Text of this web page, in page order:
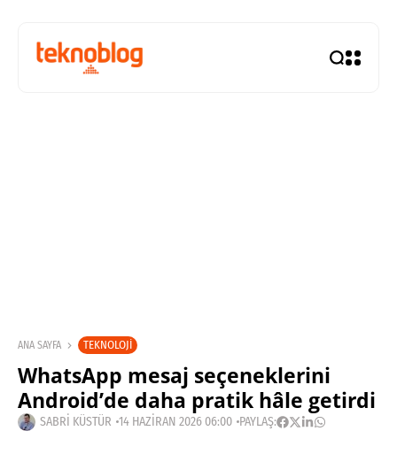
ANA SAYFA TEKNOLOJI
WhatsApp mesaj seçeneklerini
Android’de daha pratik hâle getirdi
SABRI KÜSTÜR 14 HAZIRAN 2026 06:00 PAYLAŞ: